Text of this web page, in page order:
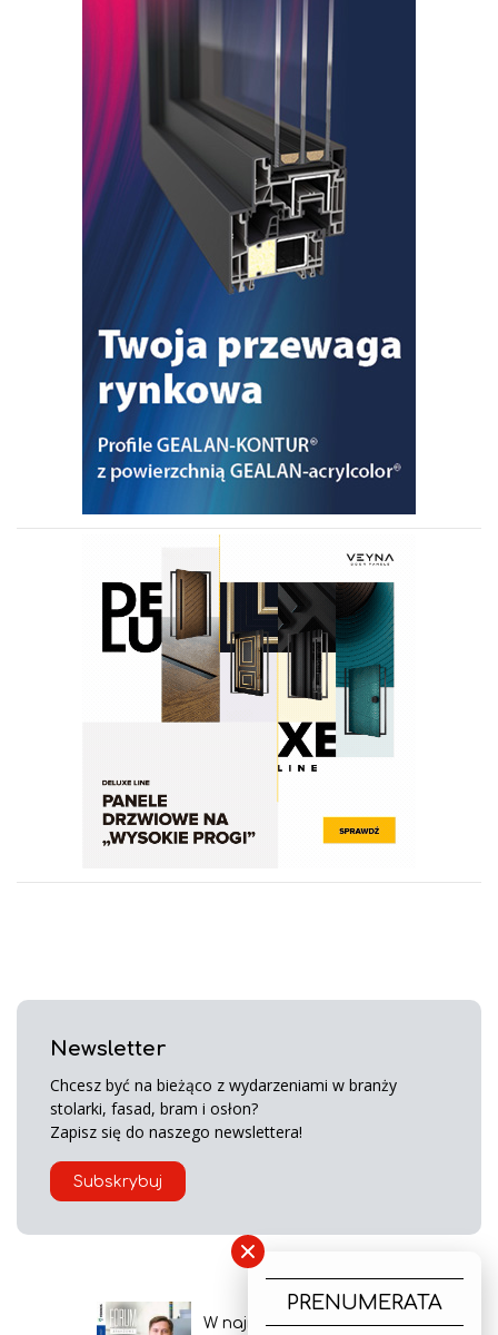
Newsletter
Chcesz być na bieżąco z wydarzeniami w branży
stolarki, fasad, bram i osłon?
Zapisz się do naszego newslettera!
Subskrybuj
W najnowszym wydaniu
×
PRENUMERATA